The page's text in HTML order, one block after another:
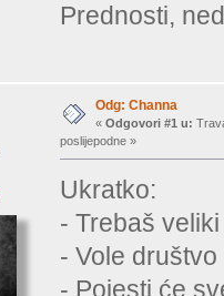
Prednosti,
Odg: Channa
« Odgovori #1 u:
poslijepodne »
Ukratko:
- Trebaš
- Vole
- Pojesti će